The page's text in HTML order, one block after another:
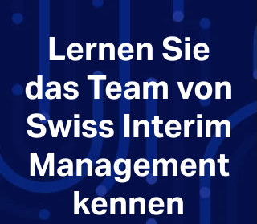
Lernen Sie
das Team von
Swiss Interim
Management
kennen